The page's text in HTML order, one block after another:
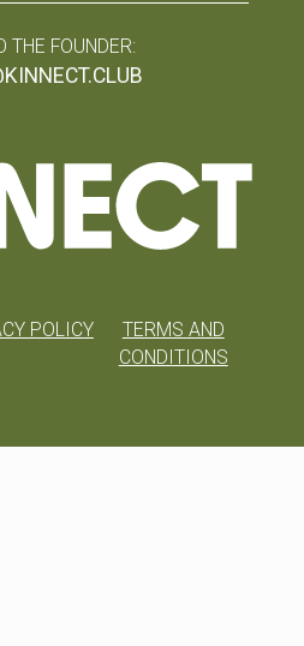
THE FOUNDER:
POLICY
TERMS AND
CONDITIONS